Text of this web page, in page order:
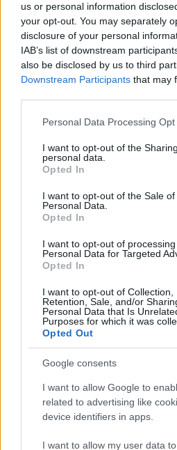
us or personal information
your opt-out. You may separately
disclosure of your personal
IAB’s list of downstream
also be disclosed by us to third
Downstream Participants that may
Please note that this website/app
not limited to your visit or usage
grant or deny consent to Google
use your data for below specified
consent section.
Personal Data Processing
I want to opt-out of the
personal data.
Opted In
I want to opt-out of the Sale of
Personal Data.
Opted In
I want to opt-out of
Personal Data for Targeted
Opted In
I want to opt-out of Collection,
Retention, Sale, and/or
Personal Data that Is
Purposes for which it was
Opted Out
Google consents
I want to allow Google to
related to advertising like
device identifiers in apps.
I want to allow my user data
Puoi abbonarti asoli €
cliccandoqui
Sei già abbonato?
sezione Logindal menù
cliccandoqui
TEMI: Lavorare In Sardegna
Lavoro Olbia
Lavoro Sardegna
Inviaci le
Su WhatsApp
345 356 7512
Notizie in
Entra nel
GalluraOggi.it